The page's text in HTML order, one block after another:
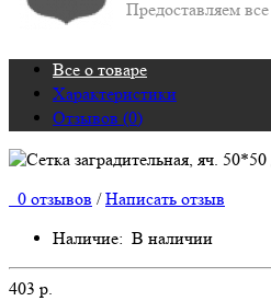
Предоставляем
Все о товаре
Характеристики
Отзывов (0)
0 отзывов / Написать отзыв
Наличие: В наличии
403 р.